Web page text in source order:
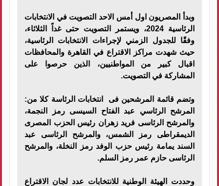
وبدأ المصريون اول أمس الاحد التصويت في الانتخابات
الرئاسية 2024، ويستمر التصويت حتى غداً الثلاثاء،
وفقًا للجدول الزمني لإجراءات الانتخابات الرئاسية،
حيث شهدت مراكز الاقتراع في القاهرة والمحافظات
اقبال كبير من المواطنيين، الذين حرصوا على
المشاركة في التصويت.
وتضم قائمة المرشحين فى انتخابات الرئاسة كلا من:
المرشح الرئاسي عبد الفتاح السيسى رمز النجمة،
والمرشح الرئاسى فريد زهران رئيس الحزب المصرى
الديمقراطى رمز الشمس، والمرشح الرئاسى عبد
السند يمامة رئيس حزب الوفد رمز النخلة، والمرشح
الرئاسى حازم عمر رمز السلم.
وحددت الهيئة الوطنية للانتخابات عدد لجان الاقتراع